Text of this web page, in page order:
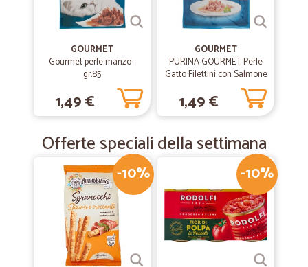
GOURMET
Gourmet perle manzo -
gr.85
1,49 €
GOURMET
PURINA GOURMET Perle
Gatto Filettini con Salmone
1,49 €
Offerte speciali della settimana
-10% -10%